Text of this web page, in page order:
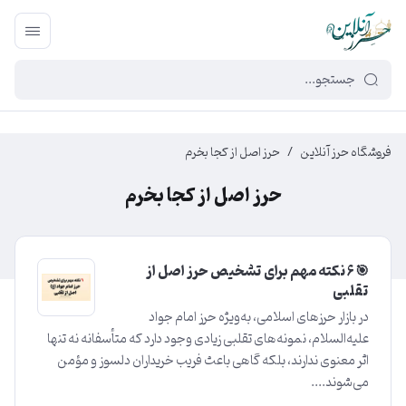
449f43cf-3da2-4422-bb12-2566cb5b8b05
فروشگاه حرز آنلاین / حرز اصل از کجا بخرم
حرز اصل از کجا بخرم
🎯 6 نکته مهم برای تشخیص حرز اصل از
تقلبی
در بازار حرزهای اسلامی، به‌ویژه حرز امام جواد
علیه‌السلام، نمونه‌های تقلبی زیادی وجود دارد که متأسفانه نه تنها
اثر معنوی ندارند، بلکه گاهی باعث فریب خریداران دلسوز و مؤمن
می‌شوند....